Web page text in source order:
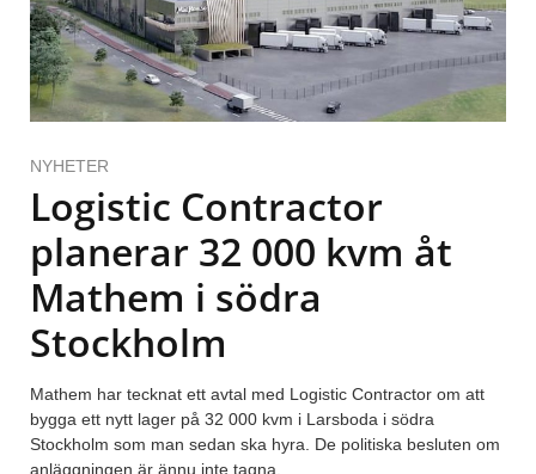
NYHETER
Logistic Contractor
planerar 32 000 kvm åt
Mathem i södra
Stockholm
Mathem har tecknat ett avtal med Logistic Contractor om att
bygga ett nytt lager på 32 000 kvm i Larsboda i södra
Stockholm som man sedan ska hyra. De politiska besluten om
anläggningen är ännu inte tagna.